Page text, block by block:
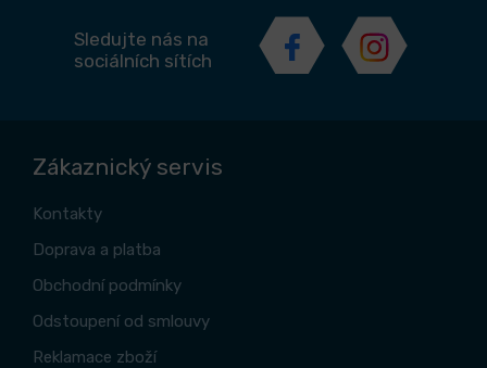
Sledujte nás na
sociálních sítích
Zákaznický servis
Kontakty
Doprava a platba
Obchodní podmínky
Odstoupení od smlouvy
Reklamace zboží